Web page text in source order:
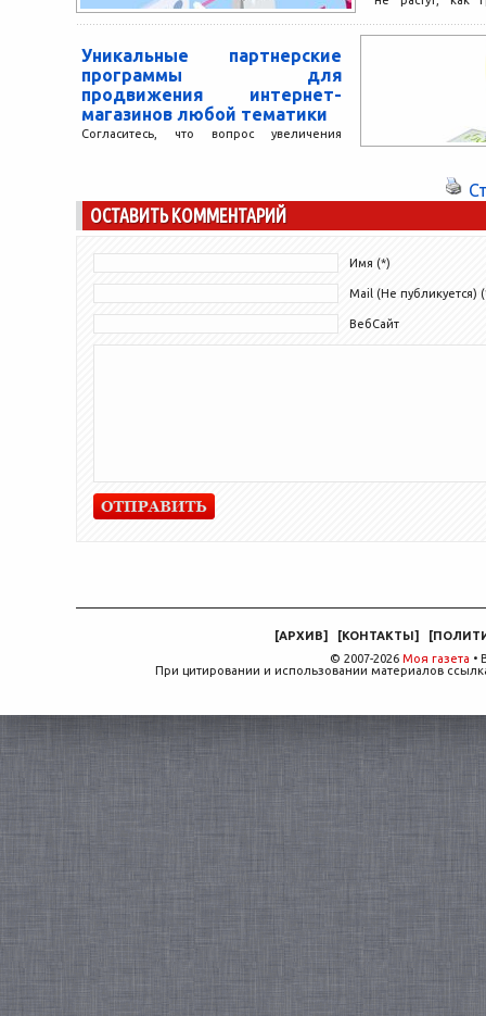
Уникальные партнерские
программы для
продвижения интернет-
магазинов любой тематики
Согласитесь, что вопрос увеличения
сайт...
ОСТАВИТЬ КОММЕНТАРИЙ
Имя (*)
Mail (Не публикуется)
ВебСайт
[АРХИВ] [КОНТАКТЫ] [
© 2007-2026 Моя газета •
При цитировании и использовании материалов